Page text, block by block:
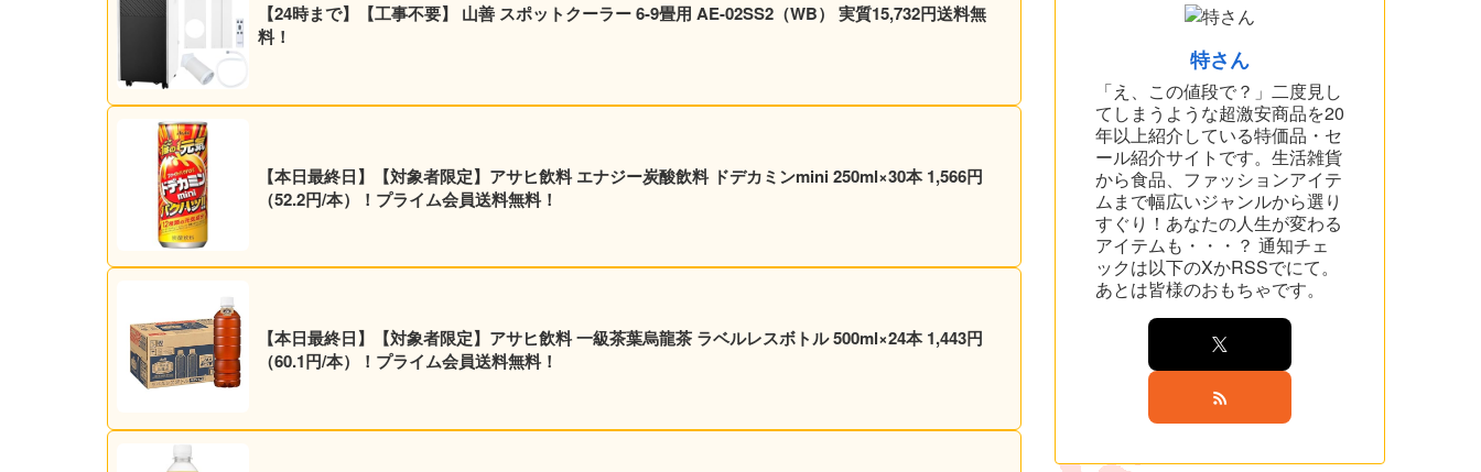
【24時まで】【工事不要】 山善 スポットクーラー 6-9畳用 AE-02SS2（WB） 実質15,732円送料無
料！
【本日最終日】【対象者限定】アサヒ飲料 エナジー炭酸飲料 ドデカミンmini 250ml×30本 1,566円
（52.2円/本）！プライム会員送料無料！
【本日最終日】【対象者限定】アサヒ飲料 一級茶葉烏龍茶 ラベルレスボトル 500ml×24本 1,443円
（60.1円/本）！プライム会員送料無料！
特さん
「え、この値段で？」二度見し
てしまうような超激安商品を20
年以上紹介している特価品・セ
ール紹介サイトです。生活雑貨
から食品、ファッションアイテ
ムまで幅広いジャンルから選り
すぐり！あなたの人生が変わる
アイテムも・・・？ 通知チェ
ックは以下のXかRSSでにて。
あとは皆様のおもちゃです。